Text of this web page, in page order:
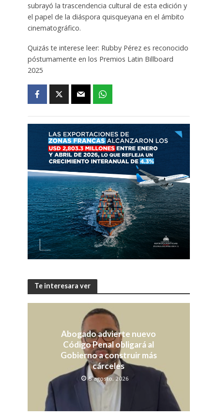
subrayó la trascendencia cultural de esta edición y
el papel de la diáspora quisqueyana en el ámbito
cinematográfico.
Quizás te interese leer: Rubby Pérez es reconocido
póstumamente en los Premios Latin Billboard
2025
Te interesara ver
Abogado advierte nuevo
Código Penal obligará al
Gobierno a construir más
cárceles
5 agosto, 2026